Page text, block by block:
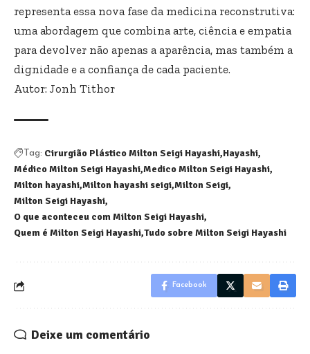
representa essa nova fase da medicina reconstrutiva:
uma abordagem que combina arte, ciência e empatia
para devolver não apenas a aparência, mas também a
dignidade e a confiança de cada paciente.
Autor: Jonh Tithor
Tag: Cirurgião Plástico Milton Seigi Hayashi Hayashi
Médico Milton Seigi Hayashi Medico Milton Seigi Hayashi
Milton hayashi Milton hayashi seigi Milton Seigi
Milton Seigi Hayashi
O que aconteceu com Milton Seigi Hayashi
Quem é Milton Seigi Hayashi Tudo sobre Milton Seigi Hayashi
Facebook
Deixe um comentário